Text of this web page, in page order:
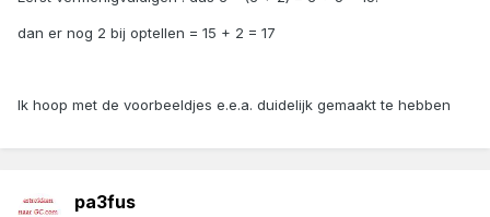
dan er nog 2 bij optellen = 15 + 2 = 17
Ik hoop met de voorbeeldjes e.e.a. duidelijk gemaakt te hebben
pa3fus